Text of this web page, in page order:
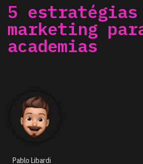
5 estratégias
marketing
academias
Pablo Libardi